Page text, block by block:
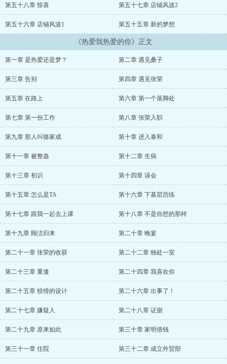
第五十八章 惊喜 第五十七章 店铺风波2
第五十六章 店铺风波1 第五十五章 新的梦想
《热爱我热爱的你》正文
第一章 是热爱还是梦？ 第二章 遇见桑子
第三章 告别 第四章 遇见张荣
第五章 在路上 第六章 第一个落脚处
第七章 第一份工作 第八章 张荣入职
第九章 那人叫骆家成 第十章 进入泰和
第十一章 被整蛊 第十二章 生病
第十三章 初识 第十四章 误会
第十五章 怎么是TA 第十六章 下基层历练
第十七章 跟我一起去上课 第十八章 不是你想的那样
第十九章 顾洁归来 第二十章 晚宴
第二十一章 张荣的收获 第二十二章 独处一室
第二十三章 重逢 第二十四章 我喜欢你
第二十五章 狡猾的设计 第二十六章 出事了！
第二十七章 嫌疑人 第二十八章 证据
第二十九章 原来如此 第三十章 家明借钱
第三十一章 住院 第三十二章 成立外贸部